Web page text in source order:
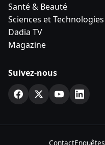
Santé & Beauté
Sciences et Technologies
Dadia TV
Magazine
Suivez-nous
ContactEnquêtes